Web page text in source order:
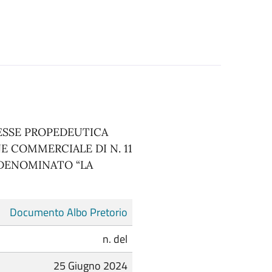
PROPEDEUTICA
COMMERCIALE DI N. 11
“LA
Documento Albo Pretorio
n. del
25 Giugno 2024